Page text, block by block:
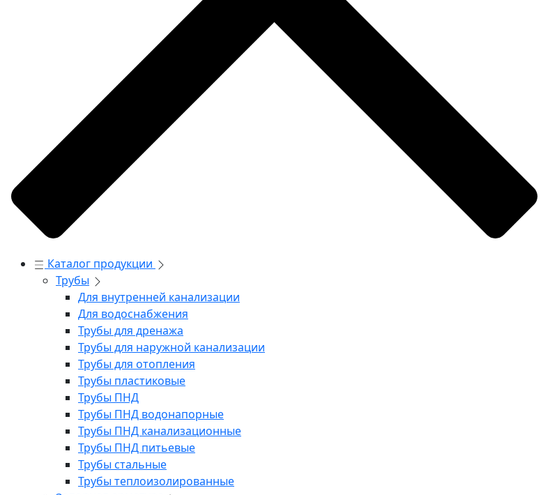
Каталог продукции
Трубы
Для внутренней канализации
Для водоснабжения
Трубы для дренажа
Трубы для наружной канализации
Трубы для отопления
Трубы пластиковые
Трубы ПНД
Трубы ПНД водонапорные
Трубы ПНД канализационные
Трубы ПНД питьевые
Трубы стальные
Трубы теплоизолированные